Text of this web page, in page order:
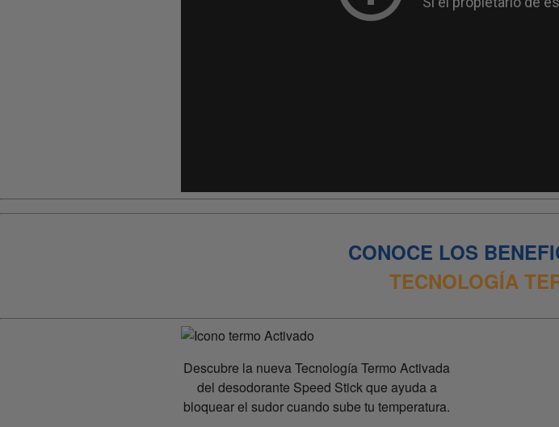
CONOCE LOS
TECNOLOGÍA
Descubre la nueva Tecnología Termo Activada
del desodorante Speed Stick que ayuda a
bloquear el sudor cuando sube tu temperatura.